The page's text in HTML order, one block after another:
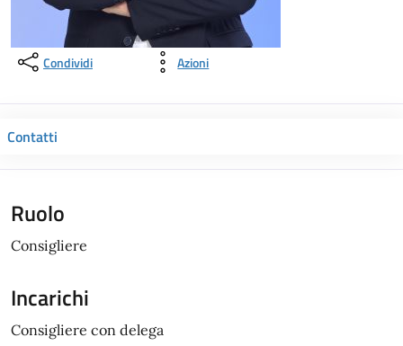
Condividi Azioni
Contatti
Ruolo
Consigliere
Incarichi
Consigliere con delega